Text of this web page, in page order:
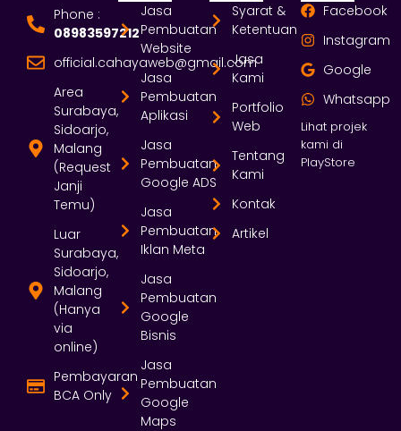
Phone :
08983597212
official.cahayaweb@gmail.com
Area
Surabaya,
Sidoarjo,
Malang
(Request
Janji
Temu)
Luar
Surabaya,
Sidoarjo,
Malang
(Hanya
via
online)
Pembayaran
BCA Only
Jasa
Pembuatan
Website
Jasa
Pembuatan
Aplikasi
Jasa
Pembuatan
Google ADS
Jasa
Pembuatan
Iklan Meta
Jasa
Pembuatan
Google
Bisnis
Jasa
Pembuatan
Google
Maps
Syarat &
Ketentuan
Jasa
Kami
Portfolio
Web
Tentang
Kami
Kontak
Artikel
Facebook
Instagram
Google
Whatsapp
Lihat projek
kami di
PlayStore